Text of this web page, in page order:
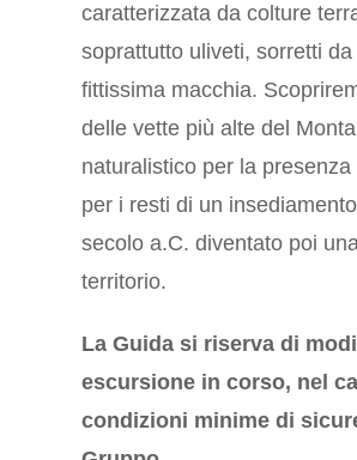
caratterizzata da colture
soprattutto uliveti, sorretti
fittissima macchia.
delle vette più alte del
naturalistico per la
per i resti di un
secolo a.C. diventato poi
territorio.
La Guida si riserva di
escursione in corso, nel
condizioni minime di